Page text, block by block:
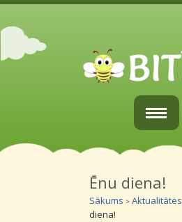
Sākums
Par mums
Vecākiem
Ēnu diena!
Sākums > Aktualitātes
diena!